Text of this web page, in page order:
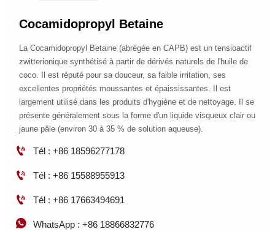
Cocamidopropyl Betaine
La Cocamidopropyl Betaine (abrégée en CAPB) est un tensioactif
zwitterionique synthétisé à partir de dérivés naturels de l'huile de
coco. Il est réputé pour sa douceur, sa faible irritation, ses
excellentes propriétés moussantes et épaississantes. Il est
largement utilisé dans les produits d'hygiène et de nettoyage. Il se
présente généralement sous la forme d'un liquide visqueux clair ou
jaune pâle (environ 30 à 35 % de solution aqueuse).
 Tél : +86 18596277178
 Tél : +86 15588955913
 Tél : +86 17663494691
 WhatsApp : +86 18866832776